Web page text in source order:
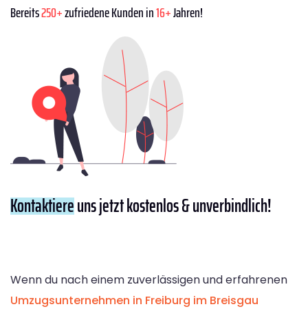
Bereits250+zufriedene Kunden in16+Jahren!
Kontaktiereuns jetzt kostenlos & unverbindlich!
Wenn du nach einem zuverlässigen und erfahrenen
Umzugsunternehmen in Freiburg im Breisgau